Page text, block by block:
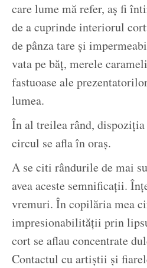
care lume mă refer, aș fi
de a cuprinde interiorul
de pânza tare și
vata pe băț, merele
fastuoase ale
lumea.
În al treilea rând,
circul se afla în oraș.
A se citi rândurile de mai
avea aceste semnificații.
vremuri. În copilăria mea
impresionabilității prin
cort se aflau concentrate
Contactul cu artiștii și